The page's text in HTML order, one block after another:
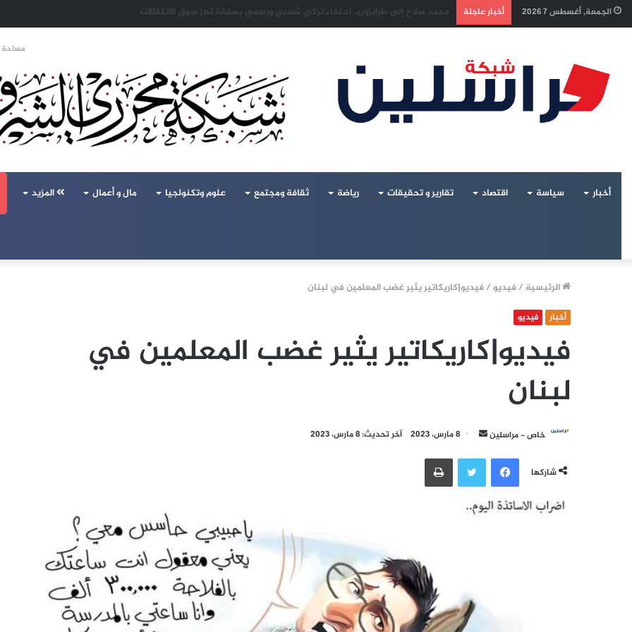
الجمعة, أغسطس 7 2026 أخبار عاجلة إسرائيل تراقب «اتفاق مكة» بقلق.. تحالف تركيا والسعودية وباكستان يفتح أسئلة جديدة حول ميزان القوى الإقليمي
مساحة
أخبار سياسة اقتصاد تقارير و تحقيقات رياضة ثقافة ومجتمع علوم وتكنولجيا مال و أعمال المزيد
الرئيسية /فيديو/فيديو|كاريكاتير يثير غضب المعلمين في لبنان
أخبار فيديو
فيديو|كاريكاتير يثير غضب المعلمين في
لبنان
خاص - مراسلين
أرسل
إلكترونيا
8 مارس، 2023 آخر تحديث: 8 مارس، 2023
شاركها
فيسبوكتويتر طباعة